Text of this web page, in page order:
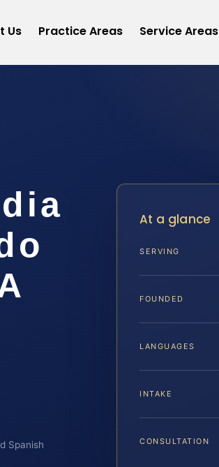
Us Practice Areas Service Areas
Spanish
At a glance
SERVING
FOUNDED
LANGUAGES
INTAKE
CONSULTATION